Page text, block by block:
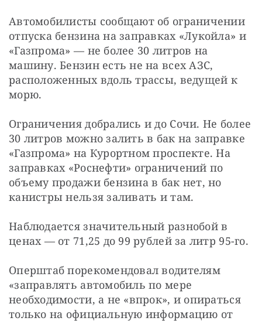
Автомобилисты сообщают об ограничении
отпуска бензина на заправках «Лукойла» и
«Газпрома» — не более 30 литров на
машину. Бензин есть не на всех АЗС,
расположенных вдоль трассы, ведущей к
морю.
Ограничения добрались и до Сочи. Не более
30 литров можно залить в бак на заправке
«Газпрома» на Курортном проспекте. На
заправках «Роснефти» ограничений по
объему продажи бензина в бак нет, но
канистры нельзя заливать и там.
Наблюдается значительный разнобой в
ценах — от 71,25 до 99 рублей за литр 95-го.
Оперштаб порекомендовал водителям
«заправлять автомобиль по мере
необходимости, а не «впрок», и опираться
только на официальную информацию от